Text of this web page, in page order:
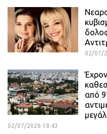
02/07/
από
02/07/2026 18:43